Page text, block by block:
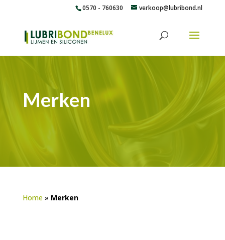
0570 - 760630 verkoop@lubribond.nl
Merken
Home» Merken